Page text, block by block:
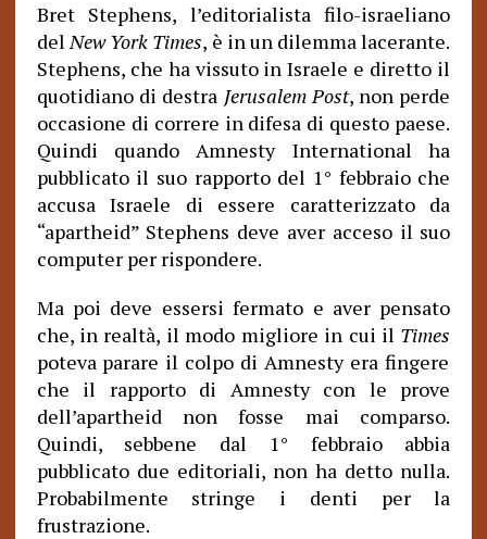
Bret Stephens, l’editorialista filo-israeliano
delNew York Times, è in un dilemma lacerante.
Stephens, che ha vissuto in Israele e diretto il
quotidiano di destra Jerusalem Post, non perde
occasione di correre in difesa di questo paese.
Quindi quando Amnesty International ha
pubblicato il suo rapporto del 1° febbraio che
accusa Israele di essere caratterizzato da
“apartheid” Stephens deve aver acceso il suo
computer per rispondere.
Ma poi deve essersi fermato e aver pensato
che, in realtà, il modo migliore in cui il Times
poteva parare il colpo di Amnesty era fingere
che il rapporto di Amnesty con le prove
dell’apartheid non fosse mai comparso.
Quindi, sebbene dal 1° febbraio abbia
pubblicato due editoriali, non ha detto nulla.
Probabilmente stringe i denti per la
frustrazione.